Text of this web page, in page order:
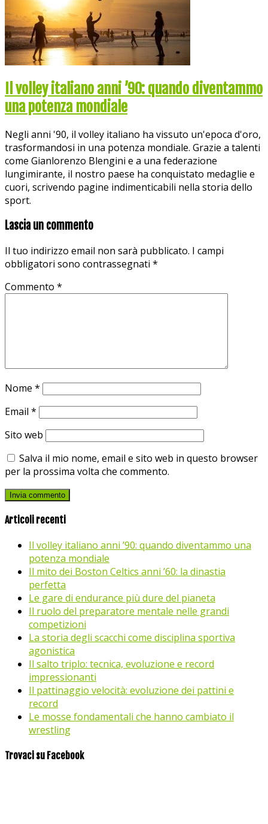
Il volley italiano anni ’90: quando diventammo
una potenza mondiale
Negli anni '90, il volley italiano ha vissuto un'epoca d'oro,
trasformandosi in una potenza mondiale. Grazie a talenti
come Gianlorenzo Blengini e a una federazione
lungimirante, il nostro paese ha conquistato medaglie e
cuori, scrivendo pagine indimenticabili nella storia dello
sport.
Lascia un commento
Il tuo indirizzo email non sarà pubblicato. I campi
obbligatori sono contrassegnati *
Commento *
Nome *
Email *
Sito web
Salva il mio nome, email e sito web in questo browser
per la prossima volta che commento.
Articoli recenti
Il volley italiano anni ’90: quando diventammo una
potenza mondiale
Il mito dei Boston Celtics anni ’60: la dinastia
perfetta
Le gare di endurance più dure del pianeta
Il ruolo del preparatore mentale nelle grandi
competizioni
La storia degli scacchi come disciplina sportiva
agonistica
Il salto triplo: tecnica, evoluzione e record
impressionanti
Il pattinaggio velocità: evoluzione dei pattini e
record
Le mosse fondamentali che hanno cambiato il
wrestling
Trovaci su Facebook